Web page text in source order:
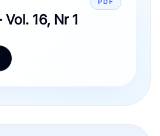
Vol. 16, Nr 1
PDF